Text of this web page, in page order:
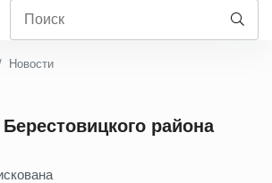
Новости
района